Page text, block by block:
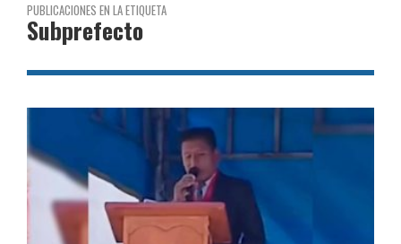
PUBLICACIONES EN LA ETIQUETA
Subprefecto